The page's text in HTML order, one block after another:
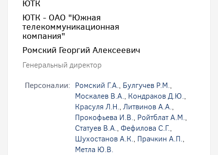
ЮТК
ЮТК - ОАО "Южная
телекоммуникационная
компания"
Ромский Георгий Алексеевич
Генеральный директор
Персоналии: Ромский Г.А., Булгучев Р.М.,
Москалев В.А., Кондраков Д.Ю.,
Красуля Л.Н., Литвинов А.А.,
Прокофьева И.В., Ройтблат А.М.,
Статуев В.А., Фефилова С.Г.,
Шухостанов А.К., Прачкин А.П.,
Метла Ю.В.